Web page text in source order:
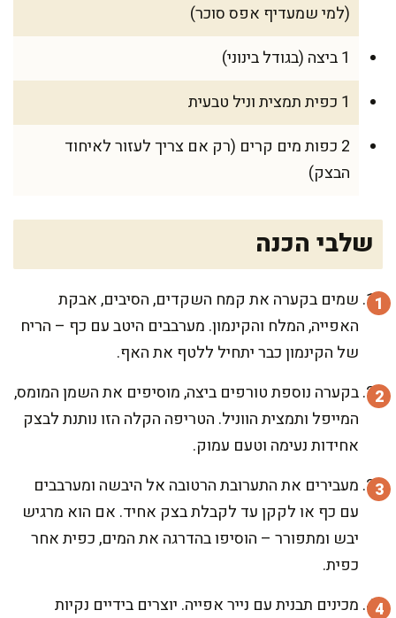
(למי שמעדיף אפס סוכר)
1 ביצה (בגודל בינוני)
1 כפית תמצית וניל טבעית
2 כפות מים קרים (רק אם צריך לעזור לאיחוד
הבצק)
שלבי הכנה
שמים בקערה את קמח השקדים, הסיבים, אבקת
האפייה, המלח והקינמון. מערבבים היטב עם כף – הריח
של הקינמון כבר יתחיל ללטף את האף.
בקערה נוספת טורפים ביצה, מוסיפים את השמן המומס,
המייפל ותמצית הווניל. הטריפה הקלה הזו נותנת לבצק
אחידות נעימה וטעם עמוק.
מעבירים את התערובת הרטובה אל היבשה ומערבבים
עם כף או לקקן עד לקבלת בצק אחיד. אם הוא מרגיש
יבש ומתפורר – הוסיפו בהדרגה את המים, כפית אחר
כפית.
מכינים תבנית עם נייר אפייה. יוצרים בידיים נקיות